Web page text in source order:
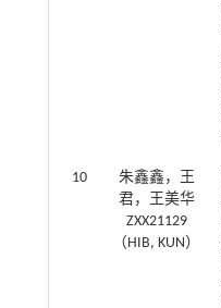
10
朱鑫鑫，王
君，王美华
ZXX21129
（HIB, KUN）